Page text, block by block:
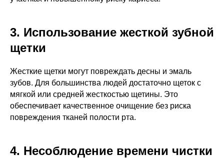
3. Использование жесткой зубной
щетки
Жесткие щетки могут повреждать десны и эмаль
зубов. Для большинства людей достаточно щеток с
мягкой или средней жесткостью щетины. Это
обеспечивает качественное очищение без риска
повреждения тканей полости рта.
4. Несоблюдение времени чистки